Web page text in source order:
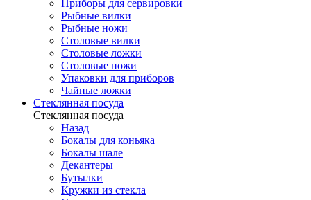
Приборы для сервировки
Рыбные вилки
Рыбные ножи
Столовые вилки
Столовые ложки
Столовые ножи
Упаковки для приборов
Чайные ложки
Стеклянная посуда
Стеклянная посуда
Назад
Бокалы для коньяка
Бокалы шале
Декантеры
Бутылки
Кружки из стекла